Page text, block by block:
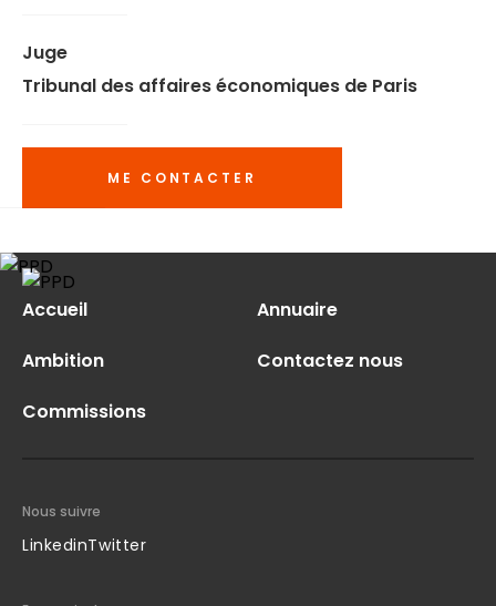
Juge
Tribunal des affaires économiques de Paris
ME CONTACTER
Accueil
Ambition
Commissions
Annuaire
Contactez nous
Nous suivre
LinkedinTwitter